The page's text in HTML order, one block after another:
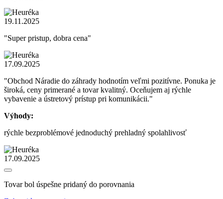
19.11.2025
"Super pristup, dobra cena"
17.09.2025
"Obchod Náradie do záhrady hodnotím veľmi pozitívne. Ponuka je
široká, ceny primerané a tovar kvalitný. Oceňujem aj rýchle
vybavenie a ústretový prístup pri komunikácii."
Výhody:
rýchle bezproblémové jednoduchý prehladný spolahlivosť
17.09.2025
Tovar bol úspešne pridaný do porovnania